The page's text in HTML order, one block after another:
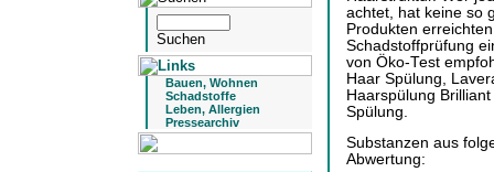
Bauen, Wohnen
Schadstoffe
Leben, Allergien
Pressearchiv
achtet, hat keine so
Produkten
Schadstoffprüfung
von Öko-Test
Haar Spülung,
Haarspülung
Spülung.
Substanzen aus
Abwertung: